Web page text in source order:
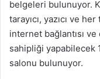
belgeleri bulunuyor.
tarayıcı, yazıcı ve
internet bağlantısı
sahipliği yapabilecek
salonu bulunuyor.